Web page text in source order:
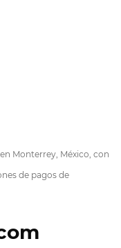
Monterrey, México, con
de pagos de